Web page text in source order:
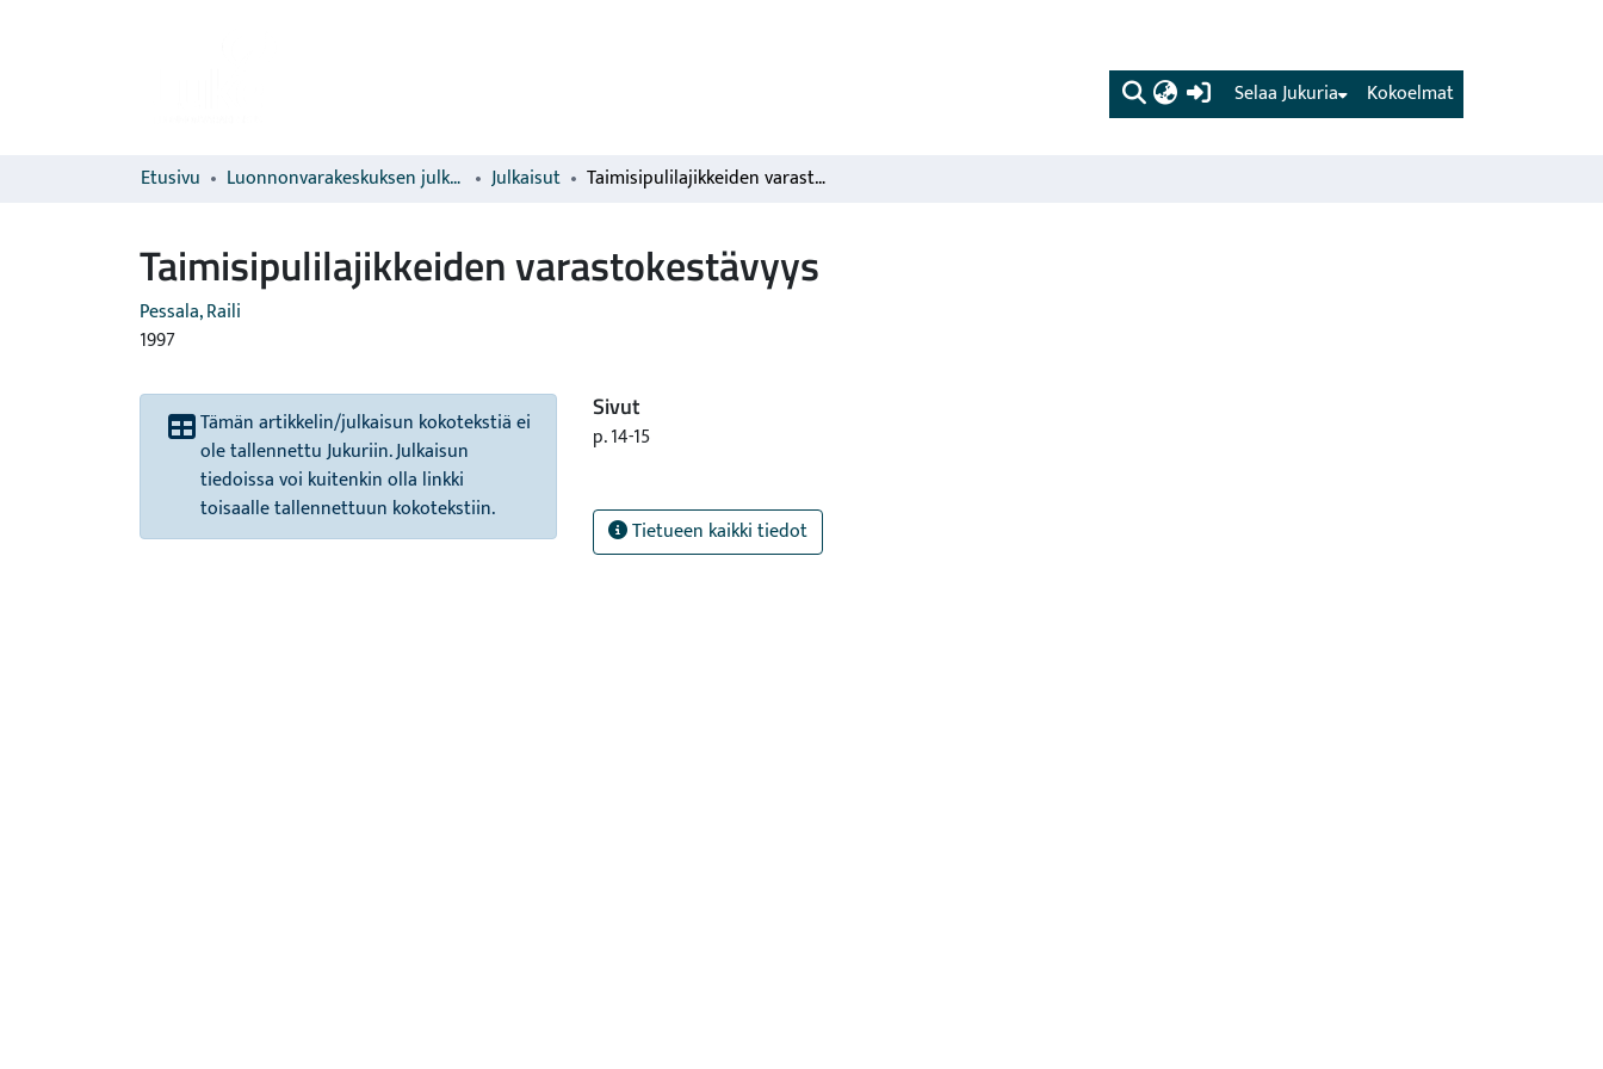
(current) Kokoelmat
Selaa Jukuria
Etusivu Luonnonvarakeskuksen julkaisut Julkaisut Taimisipulilajikkeiden varastokestävyys
Taimisipulilajikkeiden varastokestävyys
Pessala, Raili
1997
Tämän artikkelin/julkaisun kokotekstiä ei
ole tallennettu Jukuriin. Julkaisun
tiedoissa voi kuitenkin olla linkki
toisaalle tallennettuun kokotekstiin.
Sivut
p. 14-15
Tietueen kaikki tiedot